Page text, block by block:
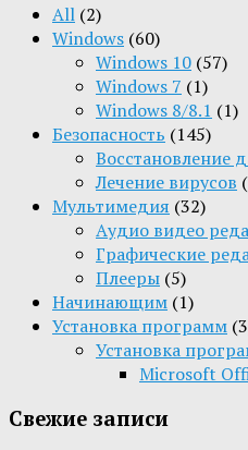
All (2)
Windows (60)
Windows 10 (57)
Windows 7 (1)
Windows 8/8.1 (1)
Безопасность (145)
Восстановление
Лечение вирусов
Мультимедия (32)
Aудио видео
Графические
Плееры (5)
Начинающим (1)
Установка программ
Установка
Microsoft
Свежие записи